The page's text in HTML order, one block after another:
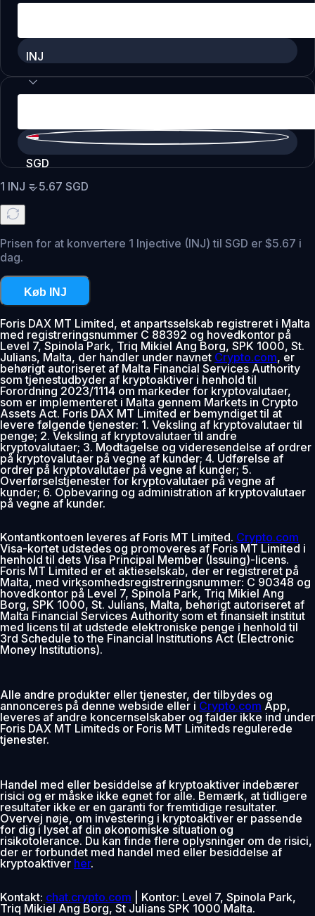
INJ
SGD
1 INJ =5.67 SGD
Prisen for at konvertere 1 Injective (INJ) til SGD er $5.67 i
dag.
Køb INJ
Foris DAX MT Limited, et anpartsselskab registreret i Malta
med registreringsnummer C 88392 og hovedkontor på
Level 7, Spinola Park, Triq Mikiel Ang Borg, SPK 1000, St.
Julians, Malta, der handler under navnet Crypto.com, er
behørigt autoriseret af Malta Financial Services Authority
som tjenestudbyder af kryptoaktiver i henhold til
Forordning 2023/1114 om markeder for kryptovalutaer,
som er implementeret i Malta gennem Markets in Crypto
Assets Act. Foris DAX MT Limited er bemyndiget til at
levere følgende tjenester: 1. Veksling af kryptovalutaer til
penge; 2. Veksling af kryptovalutaer til andre
kryptovalutaer; 3. Modtagelse og videresendelse af ordrer
på kryptovalutaer på vegne af kunder; 4. Udførelse af
ordrer på kryptovalutaer på vegne af kunder; 5.
Overførselstjenester for kryptovalutaer på vegne af
kunder; 6. Opbevaring og administration af kryptovalutaer
på vegne af kunder.
Kontantkontoen leveres af Foris MT Limited. Crypto.com
Visa-kortet udstedes og promoveres af Foris MT Limited i
henhold til dets Visa Principal Member (Issuing)-licens.
Foris MT Limited er et aktieselskab, der er registreret på
Malta, med virksomhedsregistreringsnummer: C 90348 og
hovedkontor på Level 7, Spinola Park, Triq Mikiel Ang
Borg, SPK 1000, St. Julians, Malta, behørigt autoriseret af
Malta Financial Services Authority som et finansielt institut
med licens til at udstede elektroniske penge i henhold til
3rd Schedule to the Financial Institutions Act (Electronic
Money Institutions).
Alle andre produkter eller tjenester, der tilbydes og
annonceres på denne webside eller i Crypto.com App,
leveres af andre koncernselskaber og falder ikke ind under
Foris DAX MT Limiteds or Foris MT Limiteds regulerede
tjenester.
Handel med eller besiddelse af kryptoaktiver indebærer
risici og er måske ikke egnet for alle. Bemærk, at tidligere
resultater ikke er en garanti for fremtidige resultater.
Overvej nøje, om investering i kryptoaktiver er passende
for dig i lyset af din økonomiske situation og
risikotolerance. Du kan finde flere oplysninger om de risici,
der er forbundet med handel med eller besiddelse af
kryptoaktiver her.
Kontakt: chat.crypto.com | Kontor: Level 7, Spinola Park,
Triq Mikiel Ang Borg, St Julians SPK 1000 Malta.